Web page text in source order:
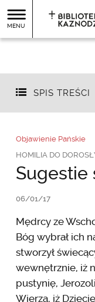
MENU
SPIS TREŚCI
Objawienie Pańskie
HOMILIA DO
Sugestie
06/01/17
Mędrcy ze
Bóg wybrał ich
stworzył
wewnętrznie, iż
pustynię,
Wierzą, iż